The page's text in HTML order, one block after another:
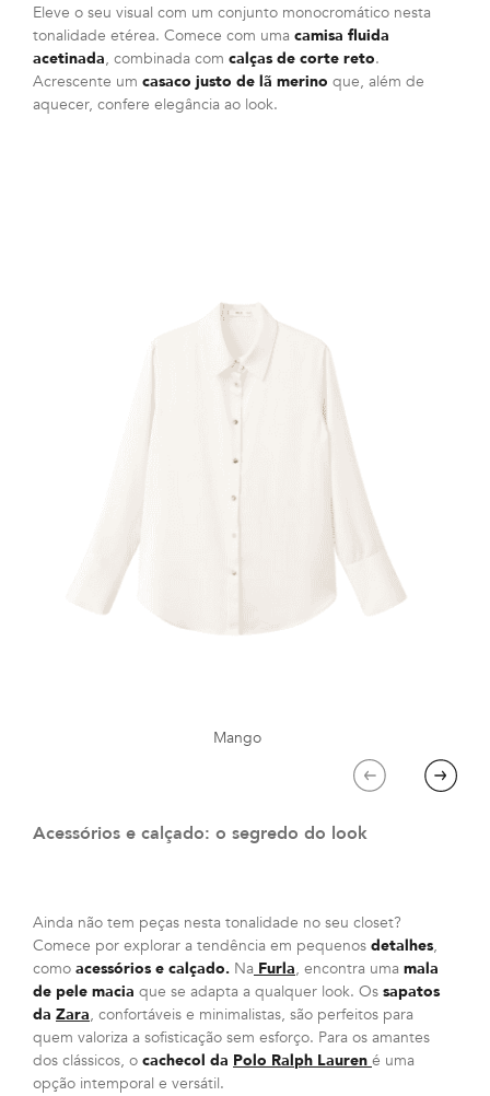
Eleve o seu visual com um conjunto monocromático nesta
tonalidade etérea. Comece com uma camisa fluida
acetinada, combinada com calças de corte reto.
Acrescente um casaco justo de lã merino que, além de
aquecer, confere elegância ao look.
Previous Next
Mango
Acessórios e calçado: o segredo do look
Ainda não tem peças nesta tonalidade no seu closet?
Comece por explorar a tendência em pequenos detalhes,
como acessórios e calçado. Na Furla, encontra uma mala
de pele macia que se adapta a qualquer look. Os sapatos
da Zara, confortáveis e minimalistas, são perfeitos para
quem valoriza a sofisticação sem esforço. Para os amantes
dos clássicos, o cachecol da Polo Ralph Lauren é uma
opção intemporal e versátil.